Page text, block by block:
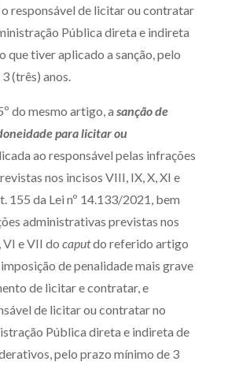
responsável de licitar ou contratar
Pública direta e indireta
que tiver aplicado a sanção, pelo
(três) anos.
do mesmo artigo, a sanção de
para licitar ou
ao responsável pelas infrações
nos incisos VIII, IX, X, XI e
155 da Lei nº 14.133/2021, bem
administrativas previstas nos
VI e VII do caputdo referido artigo
de penalidade mais grave
de licitar e contratar, e
de licitar ou contratar no
Pública direta e indireta de
pelo prazo mínimo de 3